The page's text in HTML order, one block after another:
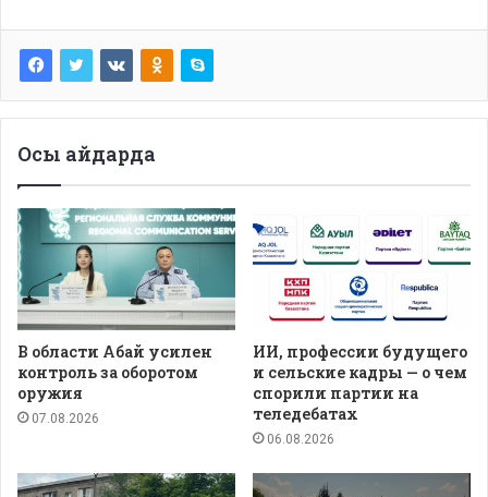
Осы айдарда
В области Абай усилен
контроль за оборотом
оружия
07.08.2026
ИИ, профессии будущего
и сельские кадры — о чем
спорили партии на
теледебатах
06.08.2026